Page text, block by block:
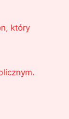
który